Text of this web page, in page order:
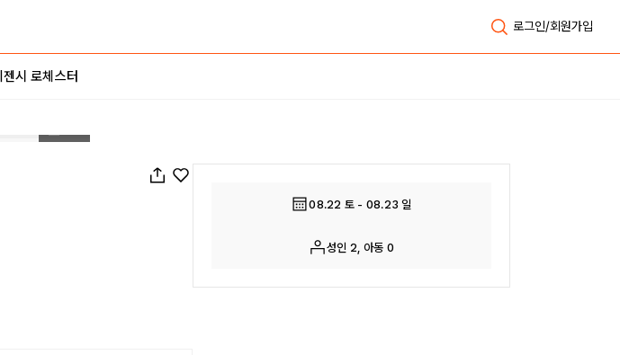
로그인/회원가입
시 로체스터
08.22 토 - 08.23 일
성인 2, 아동 0